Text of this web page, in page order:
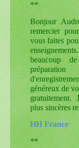
**
Bonjour
remercier
vous faites
beaucoup
généreux de
gratuitement.
plus sincères
HH France
**